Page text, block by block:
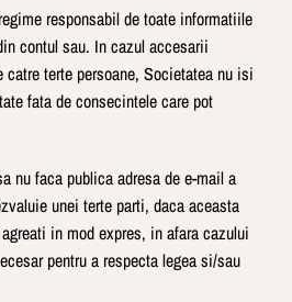
responsabil de toate informatiile
contul sau. In cazul accesarii
catre terte persoane, Societatea nu isi
fata de consecintele care pot
nu faca publica adresa de e-mail a
unei terte parti, daca aceasta
in mod expres, in afara cazului
pentru a respecta legea si/sau